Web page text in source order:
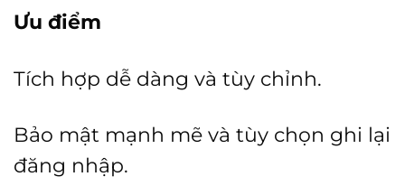
Ưu điểm
Tích hợp dễ dàng và tùy chỉnh.
Bảo mật mạnh mẽ và tùy chọn ghi lại
đăng nhập.